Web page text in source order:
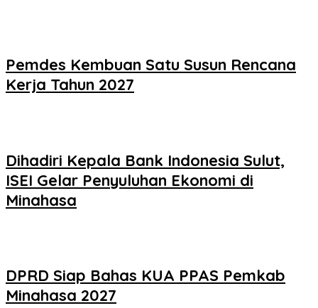
Pemdes Kembuan Satu Susun Rencana
Kerja Tahun 2027
Dihadiri Kepala Bank Indonesia Sulut,
ISEI Gelar Penyuluhan Ekonomi di
Minahasa
DPRD Siap Bahas KUA PPAS Pemkab
Minahasa 2027